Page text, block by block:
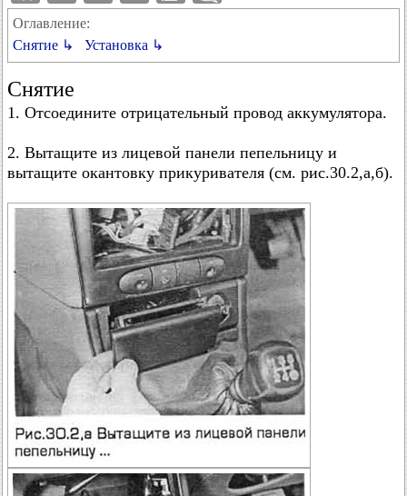
Оглавление:
Снятие ↳
Установка ↳
Снятие
1. Отсоедините отрицательный провод аккумулятора.
2. Вытащите из лицевой панели пепельницу и
вытащите окантовку прикуривателя (см. рис.30.2,а,б).